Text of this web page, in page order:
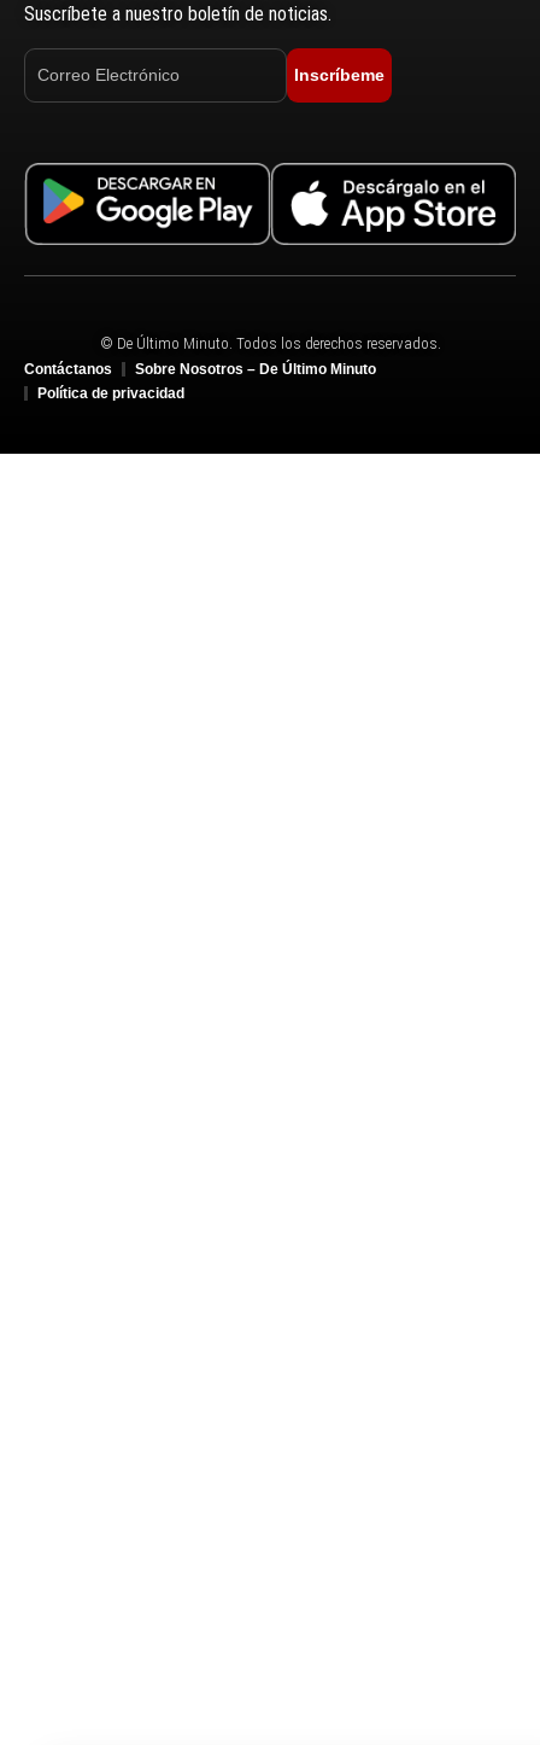
Suscríbete a nuestro boletín de noticias.
Inscríbeme
© De Último Minuto. Todos los derechos reservados.
Contáctanos
Sobre Nosotros – De Último Minuto
Política de privacidad